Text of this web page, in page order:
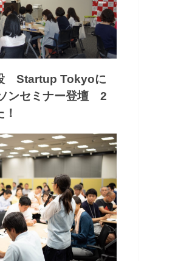
Startup Tokyoに
ンセミナー登壇 2